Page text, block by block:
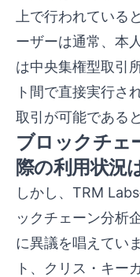
上で行われている
ーザーは通常、本
は中央集権型取引
ト間で直接実行さ
取引が可能である
ブロックチェ
際の利用状況
しかし、TRM
ックチェーン分析
に異議を唱えてい
ト、クリス・キー